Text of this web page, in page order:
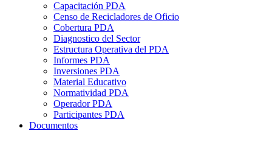
Capacitación PDA
Censo de Recicladores de Oficio
Cobertura PDA
Diagnostico del Sector
Estructura Operativa del PDA
Informes PDA
Inversiones PDA
Material Educativo
Normatividad PDA
Operador PDA
Participantes PDA
Documentos